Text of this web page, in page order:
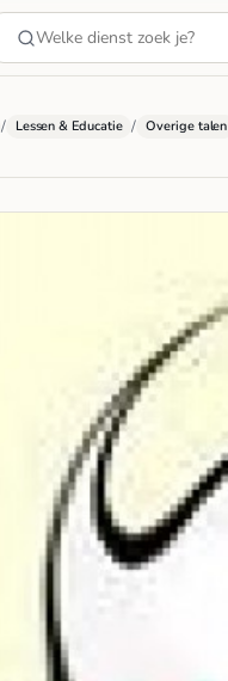
/ Lessen & Educatie / Overige talen